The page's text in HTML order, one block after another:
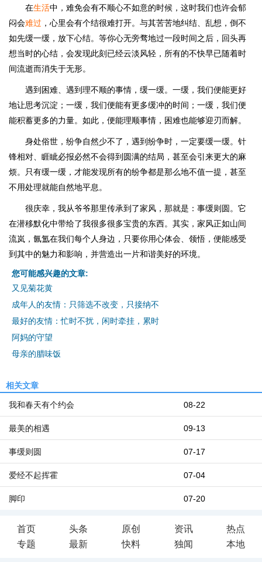
在生活中，难免会有不顺心不如意的时候，这时我们也许会郁
闷会难过 ，心里会有个结很难打开。与其苦苦地纠结、乱想，倒不
如先缓一缓，放下心结。等你心无旁骛地过一段时间之后，回头再
想当时的心结，会发现此刻已经云淡风轻，所有的不快早已随着时
间流逝而消失于无形。
遇到困难、遇到理不顺的事情，缓一缓。一缓，我们便能更好
地让思考沉淀；一缓，我们便能有更多缓冲的时间；一缓，我们便
能积蓄更多的力量。如此，便能理顺事情，困难也能够迎刃而解。
身处俗世，纷争自然少不了，遇到纷争时，一定要缓一缓。针
锋相对、睚眦必报必然不会得到圆满的结局，甚至会引来更大的麻
烦。只有缓一缓，才能发现所有的纷争都是那么地不值一提，甚至
不用处理就能自然地平息。
很庆幸，我从爷爷那里传承到了家风，那就是：事缓则圆。它
在潜移默化中带给了我很多很多宝贵的东西。其实，家风正如山间
流岚，氤氲在我们每个人身边，只要你用心体会、领悟，便能感受
到其中的魅力和影响，并营造出一片和谐美好的环境。
您可能感兴趣的文章:
又见菊花黄
成年人的友情：只筛选不改变，只接纳不
最好的友情：忙时不扰，闲时牵挂，累时
阿妈的守望
母亲的腊味饭
相关文章
08-22
我和春天有个约会
09-13
最美的相遇
07-17
事缓则圆
07-04
爱经不起挥霍
07-20
脚印
首页 头条 原创 资讯
热点
专题
最新 快料 独闻 本地